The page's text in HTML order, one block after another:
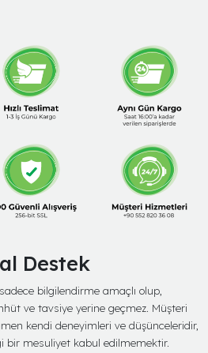
Destek
bilgilendirme amaçlı olup,
ve tavsiye yerine geçmez. Müşteri
kendi deneyimleri ve düşünceleridir,
bir mesuliyet kabul edilmemektir.